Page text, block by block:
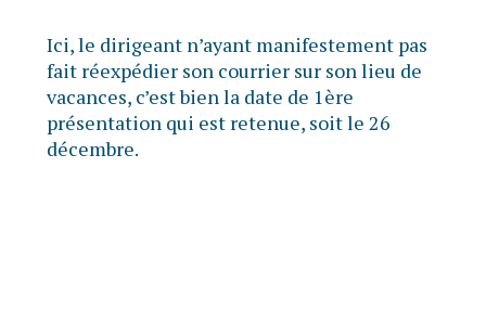
Ici, le dirigeant n’ayant manifestement pas
fait réexpédier son courrier sur son lieu de
vacances, c’est bien la date de 1ère
présentation qui est retenue, soit le 26
décembre.